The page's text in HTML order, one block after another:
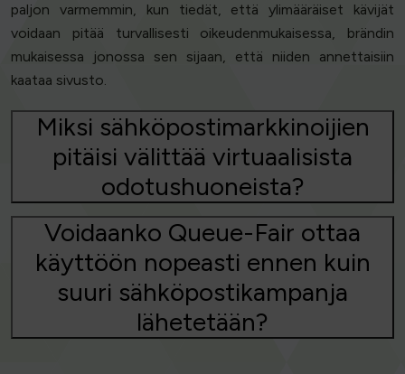
paljon varmemmin, kun tiedät, että ylimääräiset kävijät
voidaan pitää turvallisesti oikeudenmukaisessa, brändin
mukaisessa jonossa sen sijaan, että niiden annettaisiin
kaataa sivusto.
Miksi sähköpostimarkkinoijien
pitäisi välittää virtuaalisista
odotushuoneista?
Voidaanko Queue-Fair ottaa
käyttöön nopeasti ennen kuin
suuri sähköpostikampanja
lähetetään?